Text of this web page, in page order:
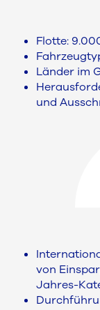
Flotte:
Länder im
und
von
Jahres-